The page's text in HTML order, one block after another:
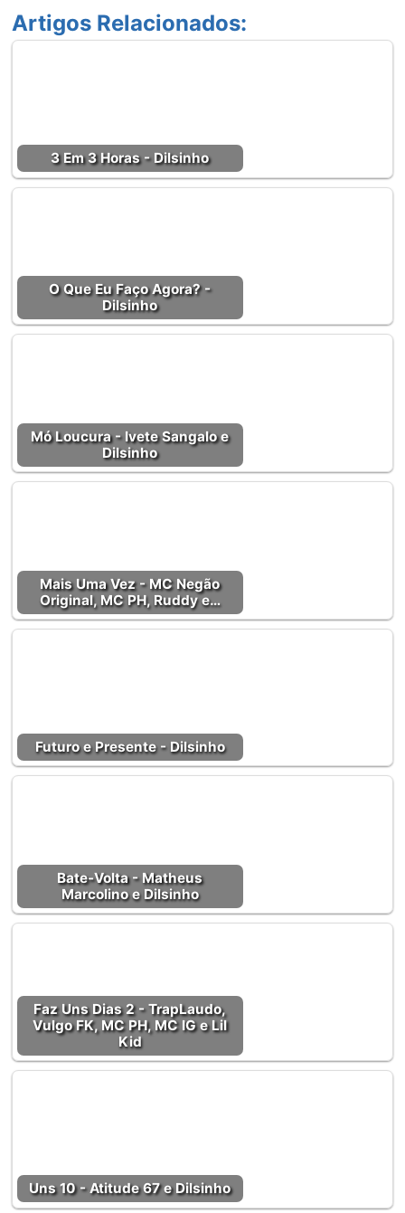
Artigos Relacionados:
3 Em 3 Horas - Dilsinho
O Que Eu Faço Agora? -
Dilsinho
Mó Loucura - Ivete Sangalo e
Dilsinho
Mais Uma Vez - MC Negão
Original, MC PH, Ruddy e…
Futuro e Presente - Dilsinho
Bate-Volta - Matheus
Marcolino e Dilsinho‬
Faz Uns Dias 2 - TrapLaudo,
Vulgo FK, MC PH, MC IG e Lil
Kid
Uns 10 - Atitude 67 e Dilsinho